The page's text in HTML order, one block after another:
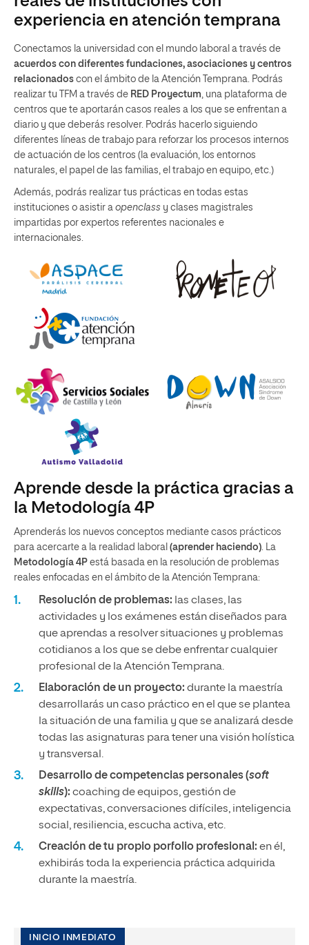
experiencia en atención temprana
Conectamos la universidad con el mundo laboral a través de
acuerdos con diferentes fundaciones, asociaciones y centros
relacionados con el ámbito de la Atención Temprana. Podrás
realizar tu TFM a través de RED Proyectum, una plataforma de
centros que te aportarán casos reales a los que se enfrentan a
diario y que deberás resolver. Podrás hacerlo siguiendo
diferentes líneas de trabajo para reforzar los procesos internos
de actuación de los centros (la evaluación, los entornos
naturales, el papel de las familias, el trabajo en equipo, etc.)
Además, podrás realizar tus prácticas en todas estas
instituciones o asistir a openclass y clases magistrales
impartidas por expertos referentes nacionales e
internacionales.
Aprende desde la práctica gracias a
la Metodología 4P
Aprenderás los nuevos conceptos mediante casos prácticos
para acercarte a la realidad laboral (aprender haciendo). La
Metodología 4P está basada en la resolución de problemas
reales enfocadas en el ámbito de la Atención Temprana:
Resolución de problemas: las clases, las
actividades y los exámenes están diseñados para
que aprendas a resolver situaciones y problemas
cotidianos a los que se debe enfrentar cualquier
profesional de la Atención Temprana.
Elaboración de un proyecto: durante la maestría
desarrollarás un caso práctico en el que se plantea
la situación de una familia y que se analizará desde
todas las asignaturas para tener una visión holística
y transversal.
Desarrollo de competencias personales (soft
skills): coaching de equipos, gestión de
expectativas, conversaciones difíciles, inteligencia
social, resiliencia, escucha activa, etc.
Creación de tu propio porfolio profesional: en él,
exhibirás toda la experiencia práctica adquirida
durante la maestría.
INICIO INMEDIATO